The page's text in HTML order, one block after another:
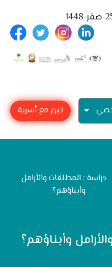
تبرع مع أسرية
دراسة : المطلقات والأرامل
وأبناؤهم؟
وأبناؤهم؟